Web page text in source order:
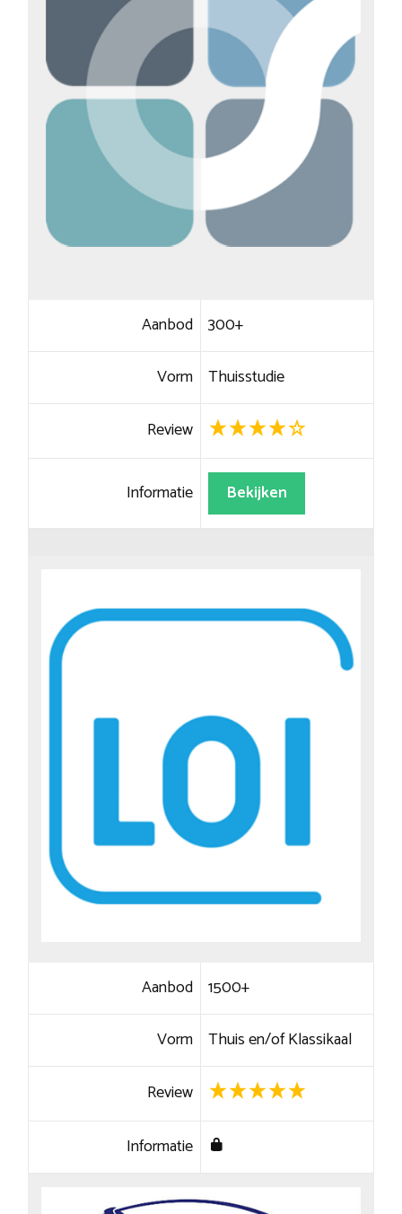
Aanbod 300+
Vorm Thuisstudie
Review
Informatie Bekijken
Aanbod 1500+
Vorm Thuis en/of Klassikaal
Review
Informatie